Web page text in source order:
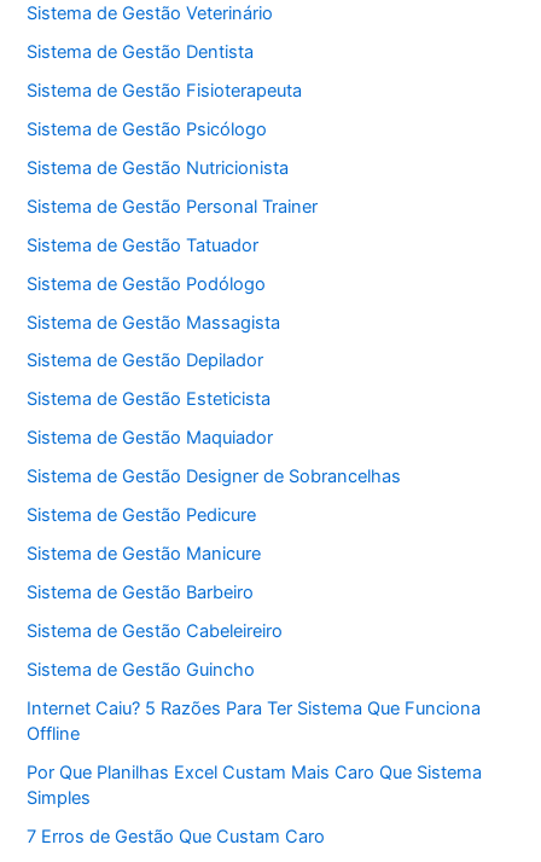
Sistema de Gestão Veterinário
Sistema de Gestão Dentista
Sistema de Gestão Fisioterapeuta
Sistema de Gestão Psicólogo
Sistema de Gestão Nutricionista
Sistema de Gestão Personal Trainer
Sistema de Gestão Tatuador
Sistema de Gestão Podólogo
Sistema de Gestão Massagista
Sistema de Gestão Depilador
Sistema de Gestão Esteticista
Sistema de Gestão Maquiador
Sistema de Gestão Designer de Sobrancelhas
Sistema de Gestão Pedicure
Sistema de Gestão Manicure
Sistema de Gestão Barbeiro
Sistema de Gestão Cabeleireiro
Sistema de Gestão Guincho
Internet Caiu? 5 Razões Para Ter Sistema Que Funciona
Offline
Por Que Planilhas Excel Custam Mais Caro Que Sistema
Simples
7 Erros de Gestão Que Custam Caro